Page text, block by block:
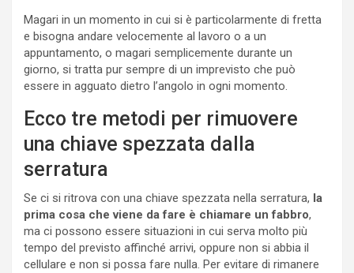
Magari in un momento in cui si è particolarmente di fretta
e bisogna andare velocemente al lavoro o a un
appuntamento, o magari semplicemente durante un
giorno, si tratta pur sempre di un imprevisto che può
essere in agguato dietro l’angolo in ogni momento.
Ecco tre metodi per rimuovere
una chiave spezzata dalla
serratura
Se ci si ritrova con una chiave spezzata nella serratura, la
prima cosa che viene da fare è chiamare un fabbro,
ma ci possono essere situazioni in cui serva molto più
tempo del previsto affinché arrivi, oppure non si abbia il
cellulare e non si possa fare nulla. Per evitare di rimanere